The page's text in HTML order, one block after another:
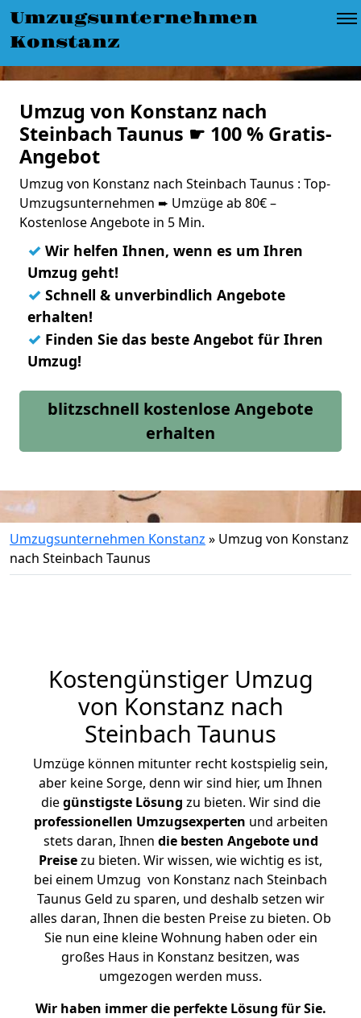
Umzugsunternehmen
Konstanz
Umzug von Konstanz nach
Steinbach Taunus ☛ 100 % Gratis-
Angebot
Umzug von Konstanz nach Steinbach Taunus : Top-
Umzugsunternehmen ➨ Umzüge ab 80€ –
Kostenlose Angebote in 5 Min.
✓ Wir helfen Ihnen, wenn es um Ihren
Umzug geht!
✓ Schnell & unverbindlich Angebote
erhalten!
✓ Finden Sie das beste Angebot für Ihren
Umzug!
blitzschnell kostenlose Angebote
erhalten
Umzugsunternehmen Konstanz » Umzug von Konstanz
nach Steinbach Taunus
Kostengünstiger Umzug
von Konstanz nach
Steinbach Taunus
Umzüge können mitunter recht kostspielig sein,
aber keine Sorge, denn wir sind hier, um Ihnen
diegünstigste Lösung zu bieten. Wir sind die
professionellen Umzugsexperten und arbeiten
stets daran, Ihnen die besten Angebote und
Preisezu bieten. Wir wissen, wie wichtig es ist,
bei einem Umzug von Konstanz nach Steinbach
Taunus Geld zu sparen, und deshalb setzen wir
alles daran, Ihnen die besten Preise zu bieten. Ob
Sie nun eine kleine Wohnung haben oder ein
großes Haus in Konstanz besitzen, was
umgezogen werden muss.
Wir haben immer die perfekte Lösung für Sie.